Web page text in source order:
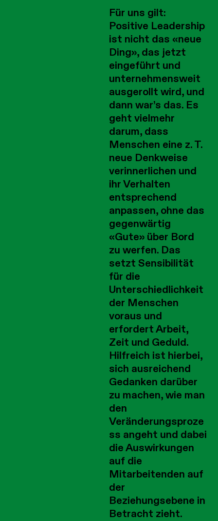
Für uns gilt:
Positive Leadership
ist nicht das «neue
Ding», das jetzt
eingeführt und
unternehmensweit
ausgerollt wird, und
dann war’s das. Es
geht vielmehr
darum, dass
Menschen eine z. T.
neue Denkweise
verinnerlichen und
ihr Verhalten
entsprechend
anpassen, ohne das
gegenwärtig
«Gute» über Bord
zu werfen. Das
setzt Sensibilität
für die
Unterschiedlichkeit
der Menschen
voraus und
erfordert Arbeit,
Zeit und Geduld.
Hilfreich ist hierbei,
sich ausreichend
Gedanken darüber
zu machen, wie man
den
Veränderungsproze
ss angeht und dabei
die Auswirkungen
auf die
Mitarbeitenden auf
der
Beziehungsebene in
Betracht zieht.